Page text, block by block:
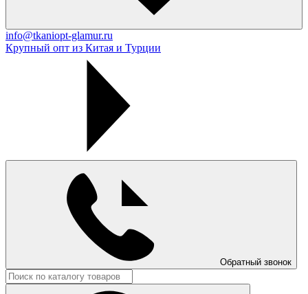
info@tkaniopt-glamur.ru
Крупный опт из Китая и Турции
Обратный звонок